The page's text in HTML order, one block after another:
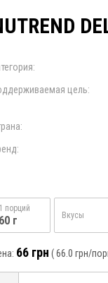
цель:
1 порций
60 г Вкусы
66 грн (66.0 грн/